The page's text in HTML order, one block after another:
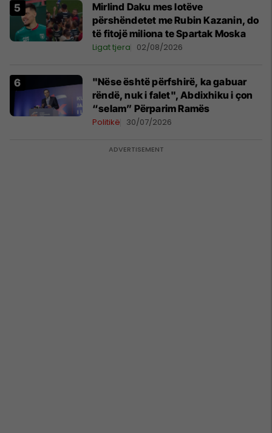
Mirlind Daku mes lotëve
përshëndetet me Rubin Kazanin, do
të fitojë miliona te Spartak Moska
Ligat tjera 02/08/2026
"Nëse është përfshirë, ka gabuar
rëndë, nuk i falet", Abdixhiku i çon
“selam” Përparim Ramës
Politikë 30/07/2026